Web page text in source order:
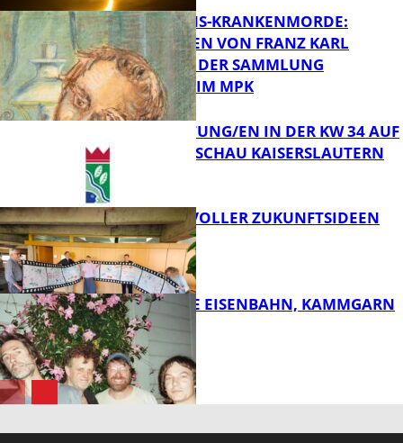
Bildung
OPFER DER NS-KRANKENMORDE:
ZEICHNUNGEN VON FRANZ KARL
BÜHLER AUS DER SAMMLUNG
PRINZHORN IM MPK
FB Kultur
VERANSTALTUNG/EN IN DER KW 34 AUF
DER GARTENSCHAU KAISERSLAUTERN
FB Kultur
FILMROLLE VOLLER ZUKUNFTSIDEEN
DIE HÖCHSTE EISENBAHN, KAMMGARN